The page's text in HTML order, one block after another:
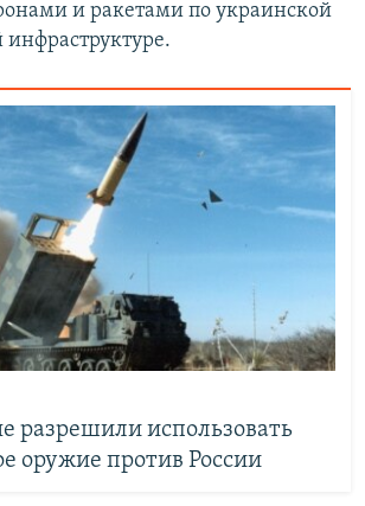
и ракетами по украинской
инфраструктуре.
разрешили использовать
оружие против России